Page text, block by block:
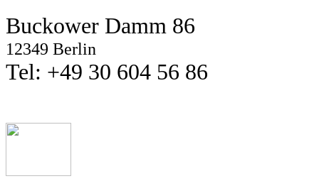
Buckower Damm 86
12349 Berlin
Tel: +49 30 604 56 86